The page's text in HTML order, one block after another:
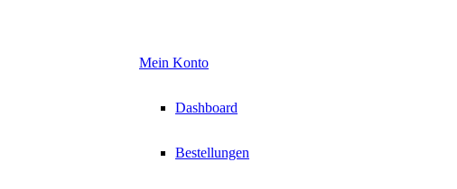
Mein Konto
Dashboard
Bestellungen